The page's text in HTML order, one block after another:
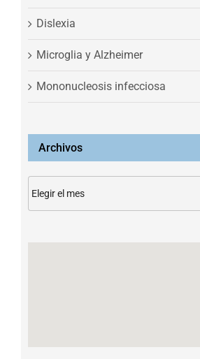
Dislexia
Microglia y Alzheimer
Mononucleosis infecciosa
Archivos